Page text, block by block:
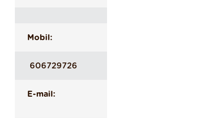
Mobil:
606729726
E-mail: